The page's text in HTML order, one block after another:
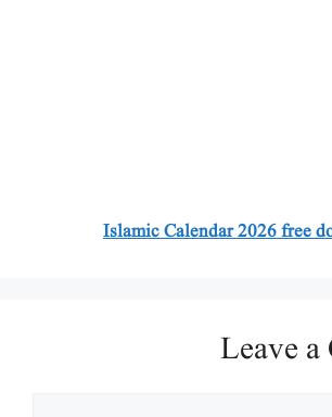
Islamic Calendar 2026 free
Leave